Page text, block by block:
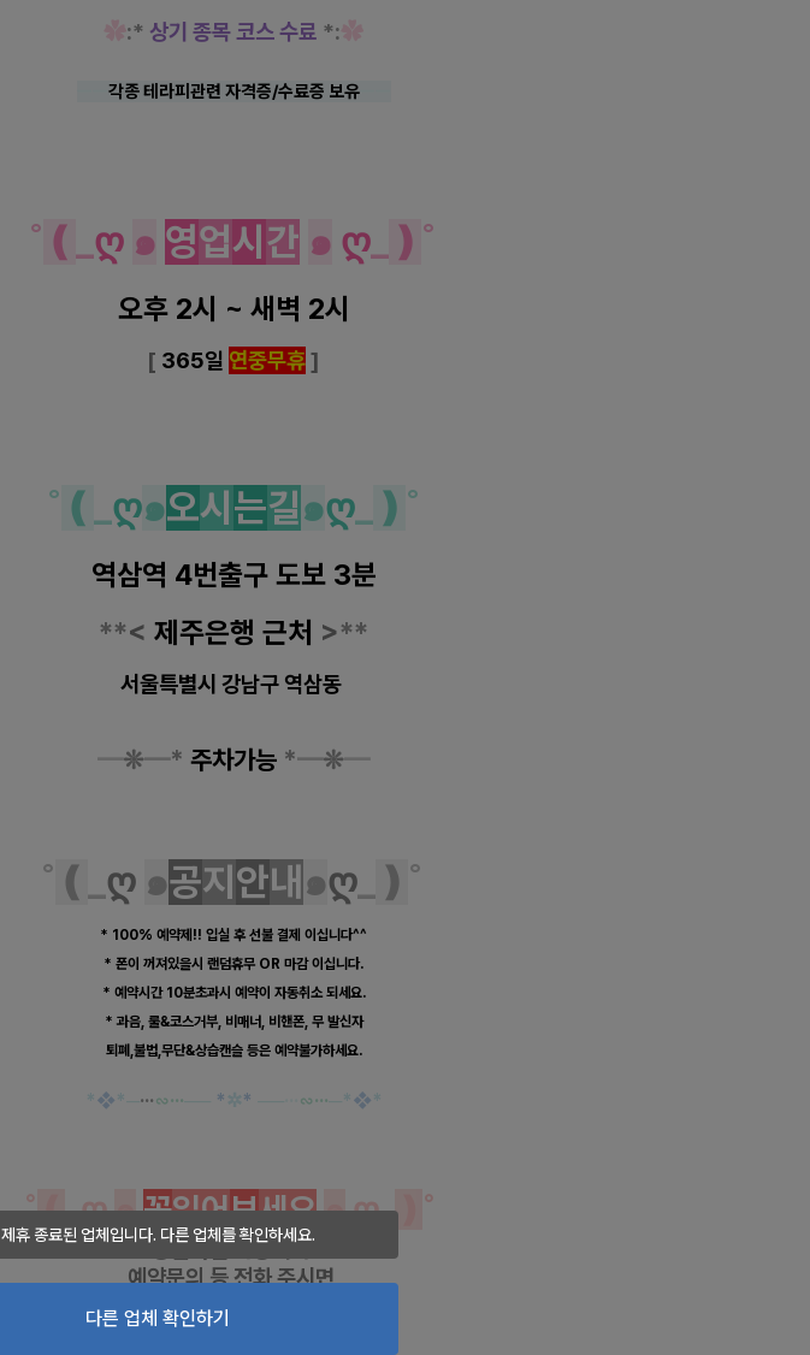
제휴 종료된 업체입니다. 다른 업체를 확인하세요.
다른 업체 확인하기
:* 상기 종목 코스 수료 *:
각종 테라피관련 자격증/수료증 보유ㅡㅡ
˚ ❪ ღ ๑ 영업시 간 ๑ ღ_ ❫ ˚
오후 2시 ~ 새벽 2시
[ 365일 연중무휴]
˚ ❪ ღ๑오시 는길๑ღ ❫ ˚
역삼역 4번출구 도보 3분
**< 제주은행 근처 >**
서울특별시 강남구 역삼동
━❊━* 주차가능 *━❊━
˚ ❪ ღ ๑공지 안내 ๑ღ ❫ ˚
* 100% 예약제!! 입실 후 선불 결제 이십니다^^
* 폰이 꺼져있을시 랜덤휴무 OR 마감 이십니다.
* 예약시간 10분초과시 예약이 자동취소 되세요.
* 과음, 룰&코스거부, 비매너, 비핸폰, 무 발신자
퇴폐,불법,무단&상습캔슬 등은 예약불가하세요.
* ❖* ···∽··· * ✲* ∽··· * ❖*
˚❪_ღ๑꼭읽어보세요๑ღ_❫ ˚
궁금하신 사항이나
예약문의 등전화 주시면
상세하게 설명해 드리겠습니다.
사전예약 및 현금결제 시